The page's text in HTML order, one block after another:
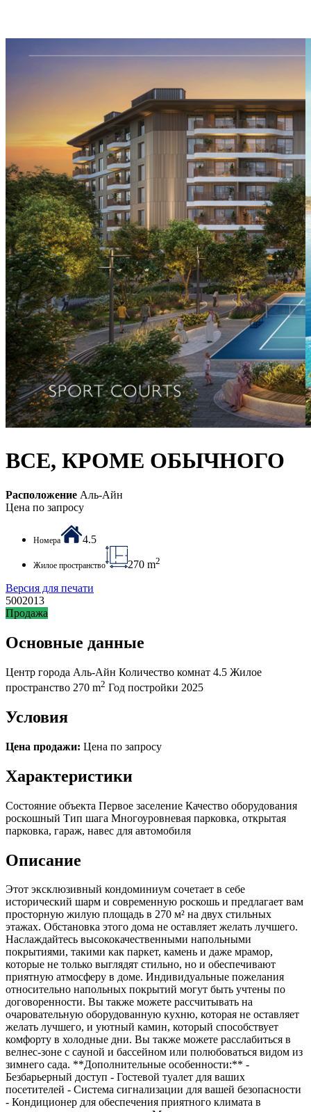
ВСЕ, КРОМЕ ОБЫЧНОГО
Расположение Аль-Айн
Цена по запросу
Номера 4.5
Жилое пространство 270 m2
Версия для печати
5002013
Продажа
Основные данные
Центр города Аль-Айн Количество комнат 4.5 Жилое
пространство 270 m2 Год постройки 2025
Условия
Цена продажи: Цена по запросу
Характеристики
Состояние объекта Первое заселение Качество оборудования
роскошный Тип шага Многоуровневая парковка, открытая
парковка, гараж, навес для автомобиля
Описание
Этот эксклюзивный кондоминиум сочетает в себе
исторический шарм и современную роскошь и предлагает вам
просторную жилую площадь в 270 м² на двух стильных
этажах. Обстановка этого дома не оставляет желать лучшего.
Наслаждайтесь высококачественными напольными
покрытиями, такими как паркет, камень и даже мрамор,
которые не только выглядят стильно, но и обеспечивают
приятную атмосферу в доме. Индивидуальные пожелания
относительно напольных покрытий могут быть учтены по
договоренности. Вы также можете рассчитывать на
очаровательную оборудованную кухню, которая не оставляет
желать лучшего, и уютный камин, который способствует
комфорту в холодные дни. Вы также можете расслабиться в
велнес-зоне с сауной и бассейном или полюбоваться видом из
зимнего сада. **Дополнительные особенности:** -
Безбарьерный доступ - Гостевой туалет для ваших
посетителей - Система сигнализации для вашей безопасности
- Кондиционер для обеспечения приятного климата в